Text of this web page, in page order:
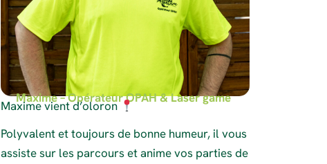
Maxime – Opérateur OPAH & Laser game
Maxime vient d’oloron
Polyvalent et toujours de bonne humeur, il vous
assiste sur les parcours et anime vos parties de